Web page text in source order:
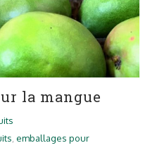
la mangue
emballages pour